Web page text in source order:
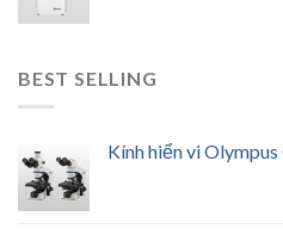
BEST SELLING
Kính hiển vi Olympus